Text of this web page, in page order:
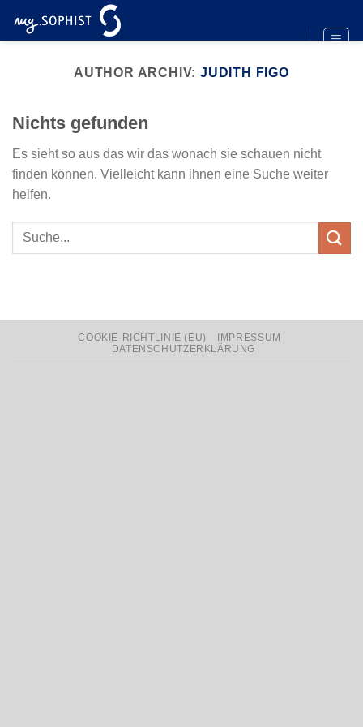
Inhalt
AUTHOR ARCHIV:JUDITH FIGO
Nichts gefunden
Es sieht so aus das wir das wonach sie schauen nicht
finden können. Vielleicht kann ihnen eine Suche weiter
helfen.
COOKIE-RICHTLINIE (EU)
IMPRESSUM
DATENSCHUTZERKLÄRUNG